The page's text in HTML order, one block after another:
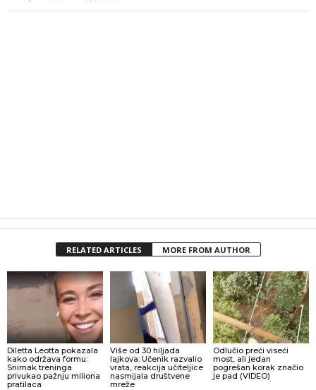
RELATED ARTICLES MORE FROM AUTHOR
Diletta Leotta pokazala
kako održava formu:
Snimak treninga
privukao pažnju miliona
pratilaca
Više od 30 hiljada
lajkova: Učenik razvalio
vrata, reakcija učiteljice
nasmijala društvene
mreže
Odlučio preći viseći
most, ali jedan
pogrešan korak značio
je pad (VIDEO)